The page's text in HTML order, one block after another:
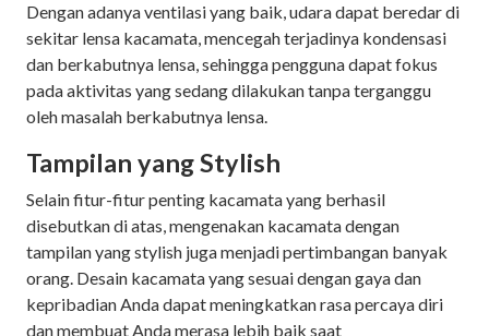
Dengan adanya ventilasi yang baik, udara dapat beredar di
sekitar lensa kacamata, mencegah terjadinya kondensasi
dan berkabutnya lensa, sehingga pengguna dapat fokus
pada aktivitas yang sedang dilakukan tanpa terganggu
oleh masalah berkabutnya lensa.
Tampilan yang Stylish
Selain fitur-fitur penting kacamata yang berhasil
disebutkan di atas, mengenakan kacamata dengan
tampilan yang stylish juga menjadi pertimbangan banyak
orang. Desain kacamata yang sesuai dengan gaya dan
kepribadian Anda dapat meningkatkan rasa percaya diri
dan membuat Anda merasa lebih baik saat